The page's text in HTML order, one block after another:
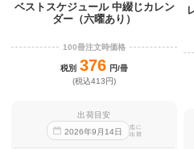
ベストスケジュール 中綴じカレン
ダー（六曜あり）
100冊注文時価格
税別 376 円/冊
(税込413円)
出荷目安
2026年9 月14日
迄に
出荷